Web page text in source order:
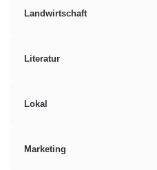
Landwirtschaft
Literatur
Lokal
Marketing